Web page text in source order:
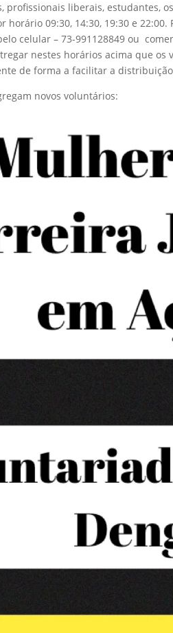
profissionais liberais, estudantes,
horário 09:30, 14:30, 19:30 e
celular – 73-991128849 ou
nestes horários acima que
de forma a facilitar a
novos voluntários: